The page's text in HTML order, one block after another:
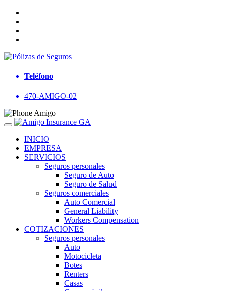
Teléfono
470-AMIGO-02
INICIO
EMPRESA
SERVICIOS
Seguros personales
Seguro de Auto
Seguro de Salud
Seguros comerciales
Auto Comercial
General Liability
Workers Compensation
COTIZACIONES
Seguros personales
Auto
Motocicleta
Botes
Renters
Casas